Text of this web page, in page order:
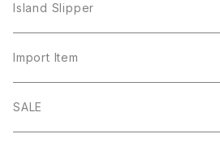
Island Slipper
Import Item
SALE